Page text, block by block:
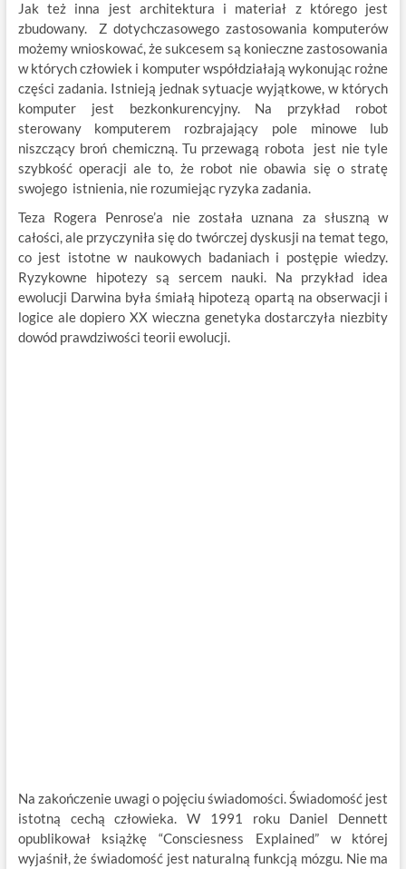
Jak też inna jest architektura i materiał z którego jest
zbudowany. Z dotychczasowego zastosowania komputerów
możemy wnioskować, że sukcesem są konieczne zastosowania
w których człowiek i komputer współdziałają wykonując rożne
części zadania. Istnieją jednak sytuacje wyjątkowe, w których
komputer jest bezkonkurencyjny. Na przykład robot
sterowany komputerem rozbrajający pole minowe lub
niszczący broń chemiczną. Tu przewagą robota jest nie tyle
szybkość operacji ale to, że robot nie obawia się o stratę
swojego istnienia, nie rozumiejąc ryzyka zadania.
Teza Rogera Penrose’a nie została uznana za słuszną w
całości, ale przyczyniła się do twórczej dyskusji na temat tego,
co jest istotne w naukowych badaniach i postępie wiedzy.
Ryzykowne hipotezy są sercem nauki. Na przykład idea
ewolucji Darwina była śmiałą hipotezą opartą na obserwacji i
logice ale dopiero XX wieczna genetyka dostarczyła niezbity
dowód prawdziwości teorii ewolucji.
Na zakończenie uwagi o pojęciu świadomości. Świadomość jest
istotną cechą człowieka. W 1991 roku Daniel Dennett
opublikował książkę “Consciesness Explained” w której
wyjaśnił, że świadomość jest naturalną funkcją mózgu. Nie ma